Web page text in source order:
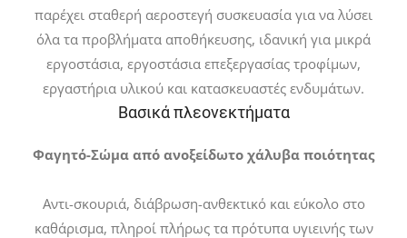
παρέχει σταθερή αεροστεγή συσκευασία για να λύσει
όλα τα προβλήματα αποθήκευσης, ιδανική για μικρά
εργοστάσια, εργοστάσια επεξεργασίας τροφίμων,
εργαστήρια υλικού και κατασκευαστές ενδυμάτων.
Βασικά πλεονεκτήματα
Φαγητό-Σώμα από ανοξείδωτο χάλυβα ποιότητας
Αντι-σκουριά, διάβρωση-ανθεκτικό και εύκολο στο
καθάρισμα, πληροί πλήρως τα πρότυπα υγιεινής των